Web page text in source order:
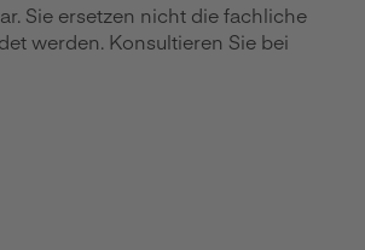
Sie ersetzen nicht die fachliche
werden. Konsultieren Sie bei